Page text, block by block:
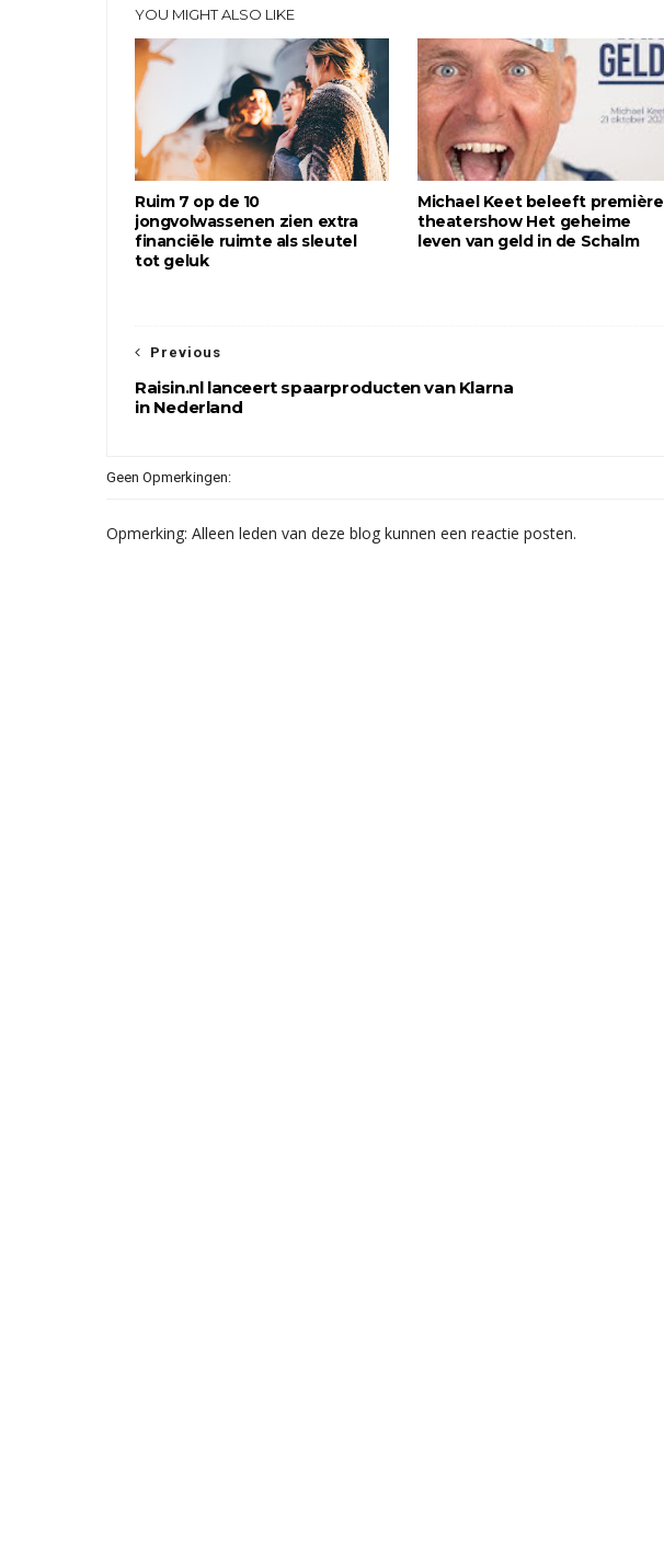
YOU MIGHT ALSO LIKE
Ruim 7 op de 10
jongvolwassenen zien extra
financiële ruimte als sleutel
tot geluk
Michael Keet beleeft première
theatershow Het geheime
leven van geld in de Schalm
Previous
Raisin.nl lanceert spaarproducten van Klarna
in Nederland
Geen Opmerkingen:
Opmerking: Alleen leden van deze blog kunnen een reactie posten.